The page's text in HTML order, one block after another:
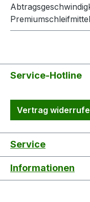
Service-Hotline
Vertrag
Service
Informationen